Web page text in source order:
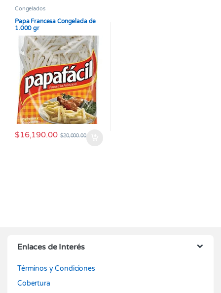
Congelados
Papa Francesa Congelada de
1.000 gr
$16,190.00 $20,000.00
Enlaces de Interés
Términos y Condiciones
Cobertura